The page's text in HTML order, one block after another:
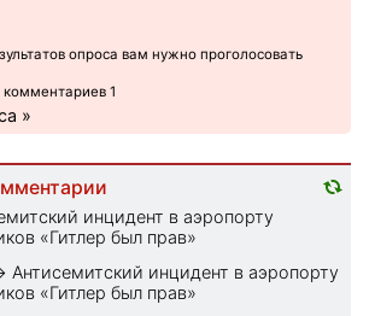
опроса вам нужно проголосовать
комментариев 1
»
инцидент в аэропорту
«Гитлер был прав»
Антисемитский инцидент в аэропорту
«Гитлер был прав»